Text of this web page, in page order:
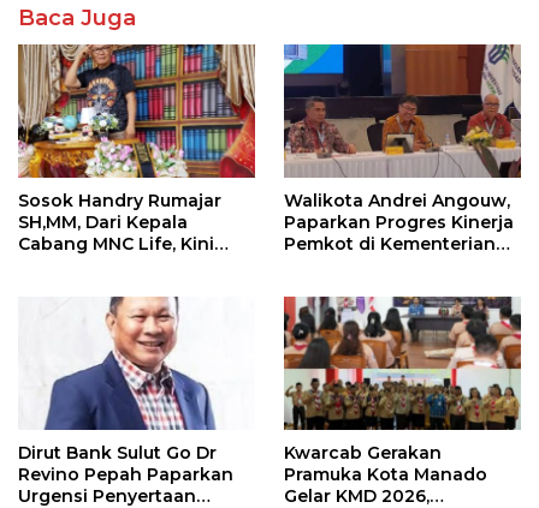
Baca Juga
Sosok Handry Rumajar
SH,MM, Dari Kepala
Cabang MNC Life, Kini
Walikota Andrei Angouw,
Paparkan Progres Kinerja
Pemkot di Kementerian
Dirut Bank Sulut Go Dr
Revino Pepah Paparkan
Urgensi Penyertaan
Kwarcab Gerakan
Pramuka Kota Manado
Gelar KMD 2026,